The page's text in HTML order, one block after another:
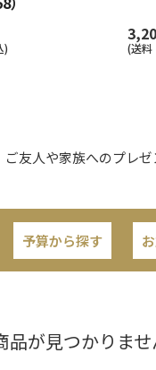
) (送料
友人や家族へのプレ
予算から探す
が見つかりませ